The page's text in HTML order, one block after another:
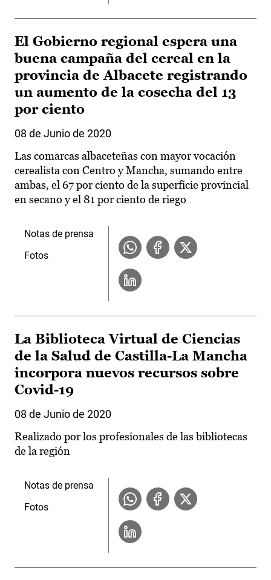
El Gobierno regional espera una
buena campaña del cereal en la
provincia de Albacete registrando
un aumento de la cosecha del 13
por ciento
08 de Junio de 2020
Las comarcas albaceteñas con mayor vocación
cerealista con Centro y Mancha, sumando entre
ambas, el 67 por ciento de la superficie provincial
en secano y el 81 por ciento de riego
Notas de prensa
Fotos
La Biblioteca Virtual de Ciencias
de la Salud de Castilla-La Mancha
incorpora nuevos recursos sobre
Covid-19
08 de Junio de 2020
Realizado por los profesionales de las bibliotecas
de la región
Notas de prensa
Fotos